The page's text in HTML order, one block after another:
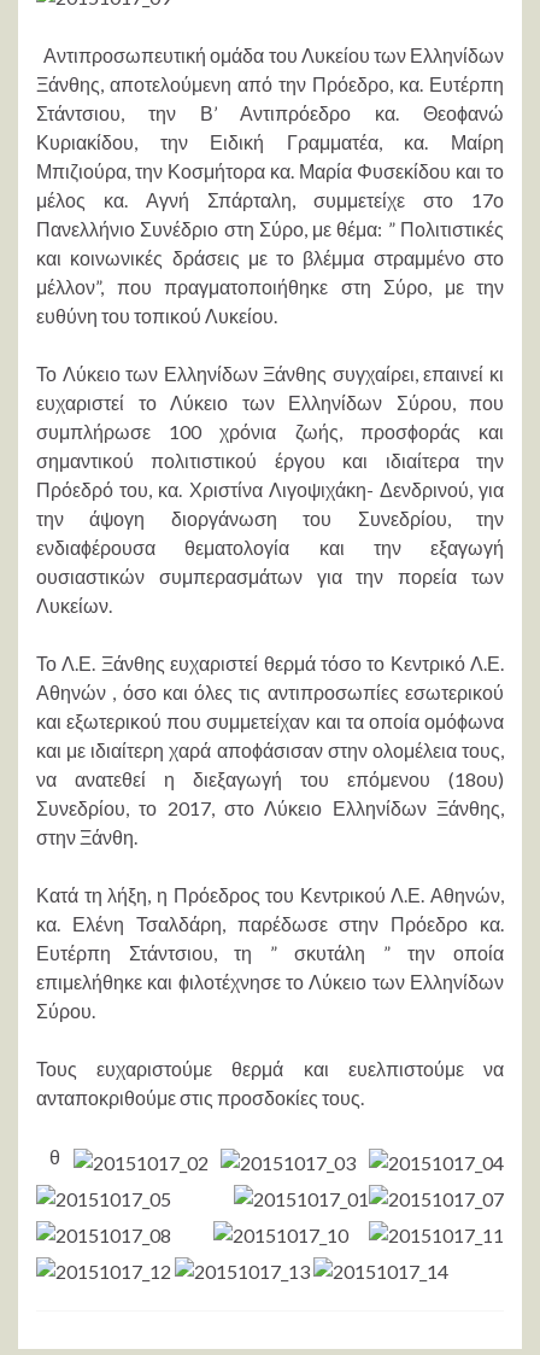
Αντιπροσωπευτική ομάδα του Λυκείου των Ελληνίδων
Ξάνθης, αποτελούμενη από την Πρόεδρο, κα. Ευτέρπη
Στάντσιου, την Β’ Αντιπρόεδρο κα. Θεοϕανώ
Κυριακίδου, την Ειδική Γραμματέα, κα. Μαίρη
Μπιζιούρα, την Κοσμήτορα κα. Μαρία Φυσεκίδου και το
μέλος κα. Αγνή Σπάρταλη, συμμετείχε στο 17ο
Πανελλήνιο Συνέδριο στη Σύρο, με θέμα: ” Πολιτιστικές
και κοινωνικές δράσεις με το βλέμμα στραμμένο στο
μέλλον”, που πραγματοποιήθηκε στη Σύρο, με την
ευθύνη του τοπικού Λυκείου.
Το Λύκειο των Ελληνίδων Ξάνθης συγχαίρει, επαινεί κι
ευχαριστεί το Λύκειο των Ελληνίδων Σύρου, που
συμπλήρωσε 100 χρόνια ζωής, προσϕοράς και
σημαντικού πολιτιστικού έργου και ιδιαίτερα την
Πρόεδρό του, κα. Χριστίνα Λιγοψιχάκη- Δενδρινού, για
την άψογη διοργάνωση του Συνεδρίου, την
ενδιαϕέρουσα θεματολογία και την εξαγωγή
ουσιαστικών συμπερασμάτων για την πορεία των
Λυκείων.
Το Λ.Ε. Ξάνθης ευχαριστεί θερμά τόσο το Κεντρικό Λ.Ε.
Αθηνών , όσο και όλες τις αντιπροσωπίες εσωτερικού
και εξωτερικού που συμμετείχαν και τα οποία ομόϕωνα
και με ιδιαίτερη χαρά αποϕάσισαν στην ολομέλεια τους,
να ανατεθεί η διεξαγωγή του επόμενου (18ου)
Συνεδρίου, το 2017, στο Λύκειο Ελληνίδων Ξάνθης,
στην Ξάνθη.
Κατά τη λήξη, η Πρόεδρος του Κεντρικού Λ.Ε. Αθηνών,
κα. Ελένη Τσαλδάρη, παρέδωσε στην Πρόεδρο κα.
Ευτέρπη Στάντσιου, τη ” σκυτάλη ” την οποία
επιμελήθηκε και ϕιλοτέχνησε το Λύκειο των Ελληνίδων
Σύρου.
Τους ευχαριστούμε θερμά και ευελπιστούμε να
ανταποκριθούμε στις προσδοκίες τους.
θ